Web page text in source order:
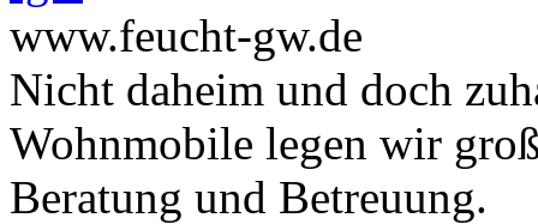
www.feucht-gw.de
Nicht daheim und doch
Wohnmobile legen wir
Beratung und Betreuung.